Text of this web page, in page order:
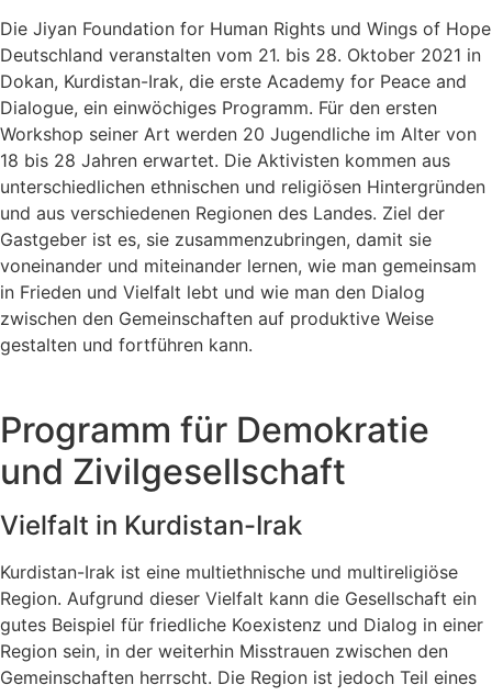
Die Jiyan Foundation for Human Rights und Wings of Hope
Deutschland veranstalten vom 21. bis 28. Oktober 2021 in
Dokan, Kurdistan-Irak, die erste Academy for Peace and
Dialogue, ein einwöchiges Programm. Für den ersten
Workshop seiner Art werden 20 Jugendliche im Alter von
18 bis 28 Jahren erwartet. Die Aktivisten kommen aus
unterschiedlichen ethnischen und religiösen Hintergründen
und aus verschiedenen Regionen des Landes. Ziel der
Gastgeber ist es, sie zusammenzubringen, damit sie
voneinander und miteinander lernen, wie man gemeinsam
in Frieden und Vielfalt lebt und wie man den Dialog
zwischen den Gemeinschaften auf produktive Weise
gestalten und fortführen kann.
Programm für Demokratie
und Zivilgesellschaft
Vielfalt in Kurdistan-Irak
Kurdistan-Irak ist eine multiethnische und multireligiöse
Region. Aufgrund dieser Vielfalt kann die Gesellschaft ein
gutes Beispiel für friedliche Koexistenz und Dialog in einer
Region sein, in der weiterhin Misstrauen zwischen den
Gemeinschaften herrscht. Die Region ist jedoch Teil eines